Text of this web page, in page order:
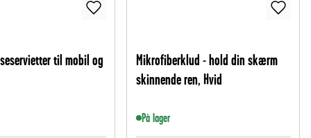
til mobil og
Mikrofiberklud - hold din skærm
skinnende ren, Hvid
På lager